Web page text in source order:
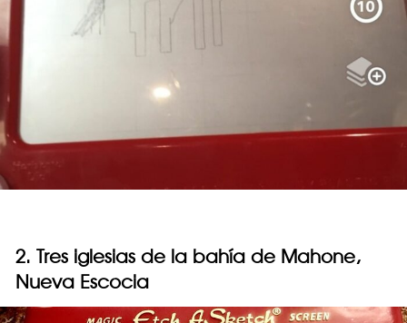
2. Tres iglesias de la bahía de Mahone,
Nueva Escocia